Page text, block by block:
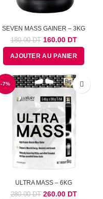
SEVEN MASS GAINER – 3KG
180.00DT Le
prix
initial
était :
180.00
DT.
160.00DTLe
prix
actuel
est :
DT.
AJOUTER AU PANIER
-7%
ULTRA MASS – 6KG
280.00DT Le
260.00DTLe